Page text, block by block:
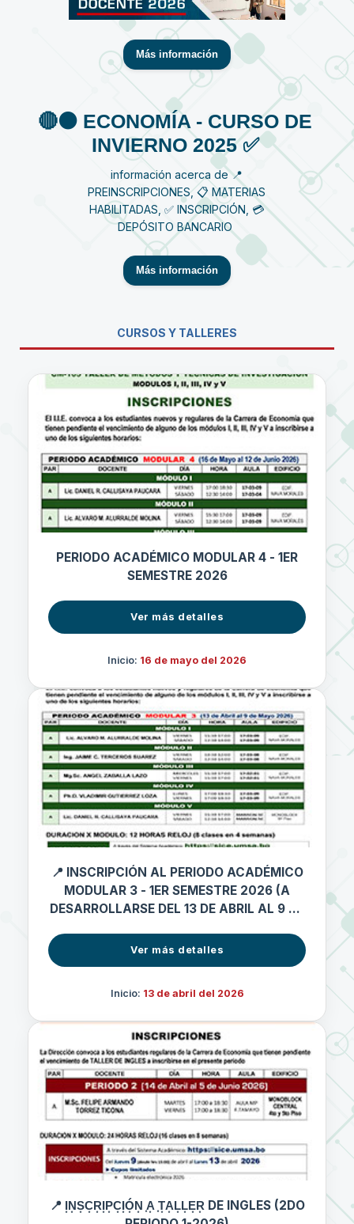
Más información
🔴⚫️ ECONOMÍA - CURSO DE
INVIERNO 2025 ✅
información acerca de 📍
PREINSCRIPCIONES, 📋 MATERIAS
HABILITADAS, ✅ INSCRIPCIÓN, 💳
DEPÓSITO BANCARIO
Más información
CURSOS Y TALLERES
PERIODO ACADÉMICO MODULAR 4 - 1ER
SEMESTRE 2026
Ver más detalles
Inicio: 16 de mayo del 2026
📍 INSCRIPCIÓN AL PERIODO ACADÉMICO
MODULAR 3 - 1ER SEMESTRE 2026 (A
DESARROLLARSE DEL 13 DE ABRIL AL 9 DE
Ver más detalles
Inicio: 13 de abril del 2026
📍 I͙N͙S͙C͙R͙I͙P͙C͙I͙Ó͙N͙ ͙A͙ ͙T͙A͙L͙L͙E͙R͙ DE INGLES (2DO